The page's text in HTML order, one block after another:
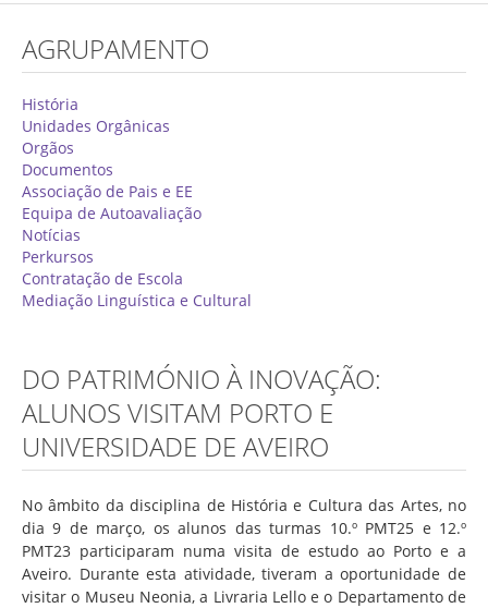
Alunos
Oferta Formativa 2026/2027
Matrículas
Critérios Específicos de Avaliação
Ensino Profissionalizante
Horários
Educação Especial
Atividades do 1º Ciclo
Clubes & Projetos
Exames
Erasmus+
Calendário Escolar
Manuais Escolares
AGRUPAMENTO
História
Unidades Orgânicas
Orgãos
Documentos
Associação de Pais e EE
Equipa de Autoavaliação
Notícias
Perkursos
Contratação de Escola
Mediação Linguística e Cultural
DO PATRIMÓNIO À INOVAÇÃO:
ALUNOS VISITAM PORTO E
UNIVERSIDADE DE AVEIRO
No âmbito da disciplina de História e Cultura das Artes, no
dia 9 de março, os alunos das turmas 10.º PMT25 e 12.º
PMT23 participaram numa visita de estudo ao Porto e a
Aveiro. Durante esta atividade, tiveram a oportunidade de
visitar o Museu Neonia, a Livraria Lello e o Departamento de